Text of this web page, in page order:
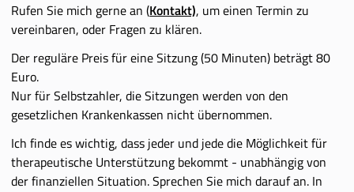
Rufen Sie mich gerne an (Kontakt), um einen Termin zu
vereinbaren, oder Fragen zu klären.
Der reguläre Preis für eine Sitzung (50 Minuten) beträgt 80
Euro.
Nur für Selbstzahler, die Sitzungen werden von den
gesetzlichen Krankenkassen nicht übernommen.
Ich finde es wichtig, dass jeder und jede die Möglichkeit für
therapeutische Unterstützung bekommt - unabhängig von
der finanziellen Situation. Sprechen Sie mich darauf an. In